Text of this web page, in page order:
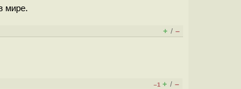
мире.
+ / –
–1 + / –